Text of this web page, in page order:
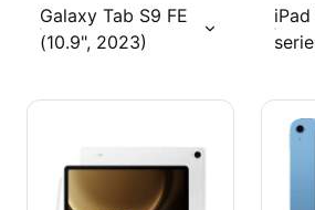
Galaxy Tab S9 FE
(10.9", 2023)
iPad